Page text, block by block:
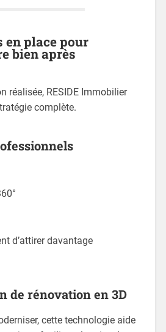
en place pour
bien après
réalisée, RESIDE Immobilier
complète.
d’attirer davantage
de rénovation en 3D
cette technologie aide